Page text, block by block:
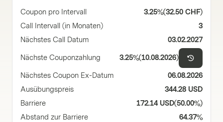
Coupon pro Intervall 3.25%(32.50 CHF)
Call Intervall (in Monaten)
3
Nächstes Call Datum
03.02.2027
Nächste Couponzahlung 3.25%(10.08.2026)
Nächstes Coupon Ex-Datum
06.08.2026
Ausübungspreis
344.28 USD
Barriere
172.14 USD(50.00%)
Abstand zur Barriere
64.37%